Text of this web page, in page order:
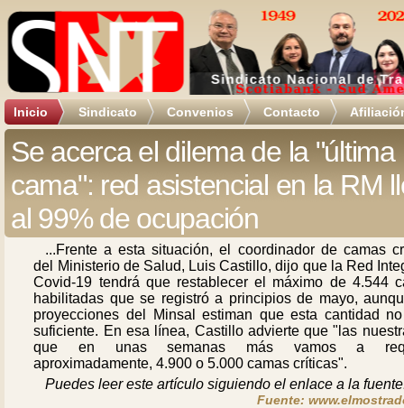
Inicio Sindicato Convenios Contacto
Se acerca el dilema de la "última
cama": red asistencial en la RM
al 99% de ocupación
...Frente a esta situación, el coordinador de camas
del Ministerio de Salud, Luis Castillo, dijo que la Red
Covid-19 tendrá que restablecer el máximo de 4.544
habilitadas que se registró a principios de mayo,
proyecciones del Minsal estiman que esta cantidad
suficiente. En esa línea, Castillo advierte que "las
que en unas semanas más vamos a
aproximadamente, 4.900 o 5.000 camas críticas".
Puedes leer este artículo siguiendo el enlace a la
Fuente: